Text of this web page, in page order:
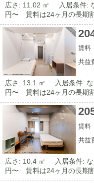
広さ: 11.02 ㎡ 入居条件:
円〜 賃料は24ヶ月の長期
賃料
共益
広さ: 13.1 ㎡ 入居条件:
円〜 賃料は24ヶ月の長期
賃料
共益
広さ: 10.4 ㎡ 入居条件:
円〜 賃料は24ヶ月の長期